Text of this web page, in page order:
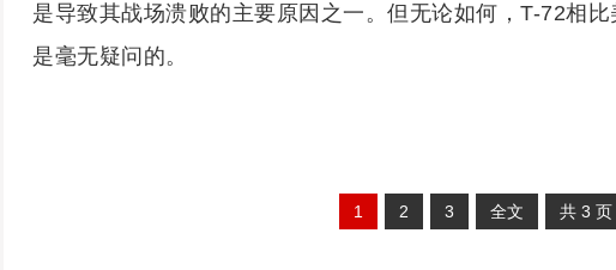
是导致其战场溃败的主要原因之一。但无论如何，T-72相
是毫无疑问的。
1 2 3 全文 共 3 页